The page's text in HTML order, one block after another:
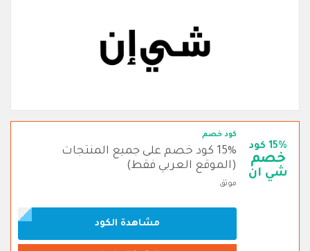
15% كود
خصم
شي ان
كود خصم
15% كود خصم على جميع المنتجات
(الموقع العربي فقط)
موثق
مشاهدة الكود